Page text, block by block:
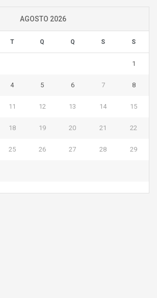
AGOSTO 2026
T Q Q S S
1
4 5 6 7 8
11 12 13 14 15
18 19 20 21 22
25 26 27 28 29